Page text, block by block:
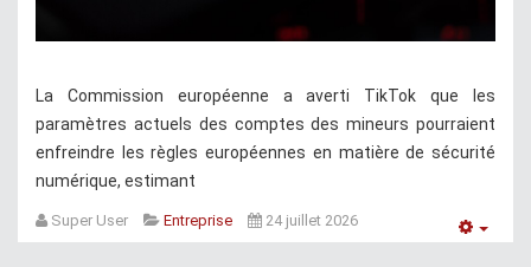
La Commission européenne a averti TikTok que les
paramètres actuels des comptes des mineurs pourraient
enfreindre les règles européennes en matière de sécurité
numérique, estimant
Super User Entreprise 24 juillet 2026